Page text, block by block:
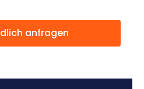
anfragen